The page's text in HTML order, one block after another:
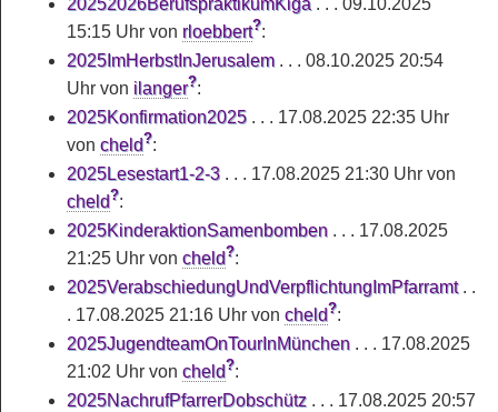
20252026BerufspraktikumKiga . . . 09.10.2025
15:15 Uhr von rloebbert?:
2025ImHerbstInJerusalem. . . 08.10.2025 20:54
Uhr von ilanger?:
2025Konfirmation2025 . . . 17.08.2025 22:35 Uhr
von cheld?:
2025Lesestart1-2-3 . . . 17.08.2025 21:30 Uhr von
cheld?:
2025KinderaktionSamenbomben . . . 17.08.2025
21:25 Uhr von cheld?:
2025VerabschiedungUndVerpflichtungImPfarramt. .
. 17.08.2025 21:16 Uhr von cheld?:
2025JugendteamOnTourInMünchen . . . 17.08.2025
21:02 Uhr von cheld?:
2025NachrufPfarrerDobschütz . . . 17.08.2025 20:57